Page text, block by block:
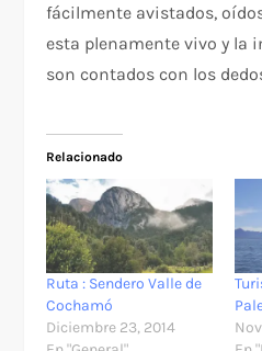
fácilmente avistados,
esta plenamente vivo y la
son contados con los
Relacionado
Ruta : Sendero Valle de
Cochamó
Diciembre 23, 2014